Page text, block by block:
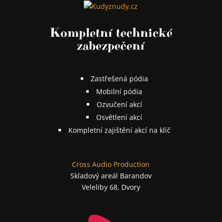
Kompletní technické
zabezpečení
Zastřešená pódia
Mobilní pódia
Ozvučení akcí
Osvětlení akcí
Kompletní zajištění akcí na klíč
Cross Audio Production
Skladový areál Barandov
Veleliby 68, Dvory